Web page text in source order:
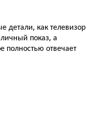
детали, как телевизор
показ, а
полностью отвечает